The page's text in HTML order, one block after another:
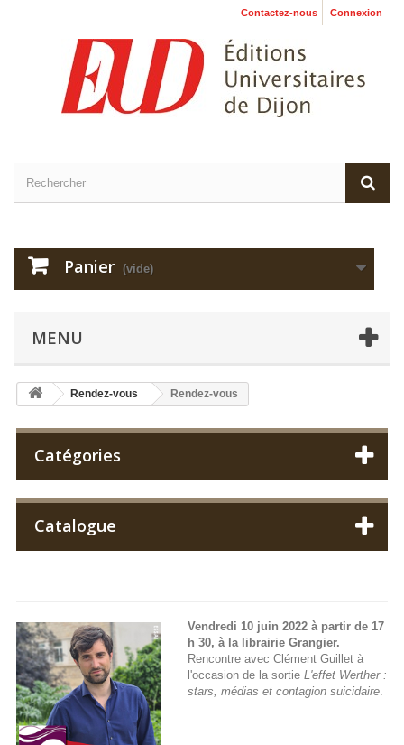
Connexion
Contactez-nous
Panier (vide)
MENU
Rendez-vous Rendez-vous
Catégories
Catalogue
Vendredi 10 juin 2022 à partir de 17
h 30, à la librairie Grangier.
Rencontre avec Clément Guillet à
l'occasion de la sortie L'effet Werther :
stars, médias et contagion suicidaire.